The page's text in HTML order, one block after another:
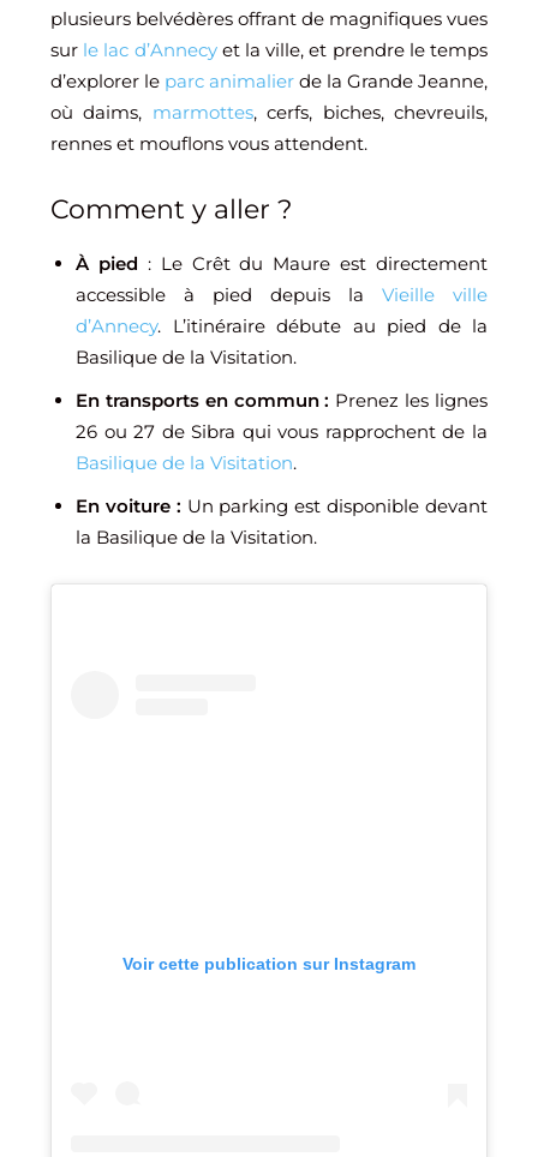
plusieurs belvédères offrant de magnifiques vues
sur le lac d’Annecyet la ville, et prendre le temps
d’explorer le parc animalier de la Grande Jeanne,
où daims, marmottes, cerfs, biches, chevreuils,
rennes et mouflons vous attendent.
Comment y aller ?
À pied : Le Crêt du Maure est directement
accessible à pied depuis la Vieille ville
d’Annecy. L’itinéraire débute au pied de la
Basilique de la Visitation.
En transports en commun : Prenez les lignes
26 ou 27 de Sibra qui vous rapprochent de la
Basilique de la Visitation.
En voiture : Un parking est disponible devant
la Basilique de la Visitation.
Voir cette publication sur Instagram